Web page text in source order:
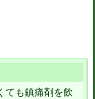
ても鎮痛剤を飲